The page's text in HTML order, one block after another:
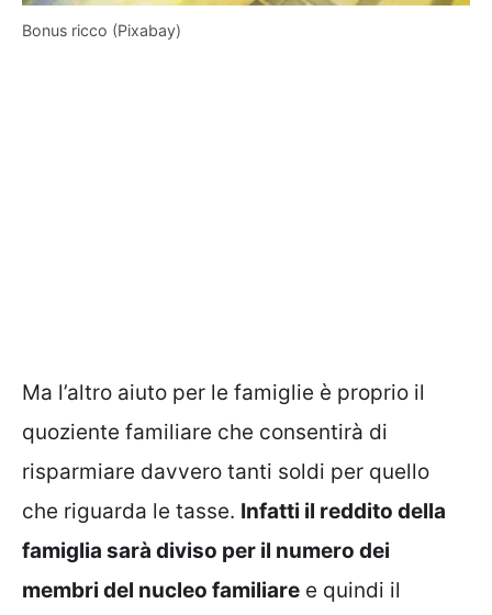
Bonus ricco (Pixabay)
Ma l’altro aiuto per le famiglie è proprio il
quoziente familiare che consentirà di
risparmiare davvero tanti soldi per quello
che riguarda le tasse. Infatti il reddito della
famiglia sarà diviso per il numero dei
membri del nucleo familiare e quindi il